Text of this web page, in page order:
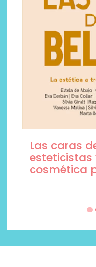
Las caras
esteticistas
cosmética